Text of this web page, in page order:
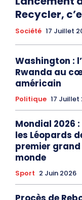
Recycler,
Société 17 Juillet
Washington :
Rwanda au
américain
Politique 17 Juillet
Mondial 2026
les Léopards
premier
monde
Sport 2 Juin 2026